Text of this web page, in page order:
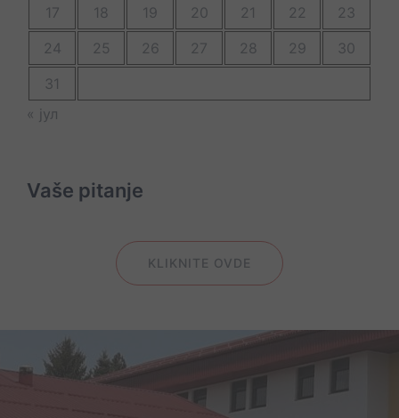
17
18 19 20 21 22
23
24
25 26 27 28 29
30
31
« јул
Vaše pitanje
KLIKNITE OVDE